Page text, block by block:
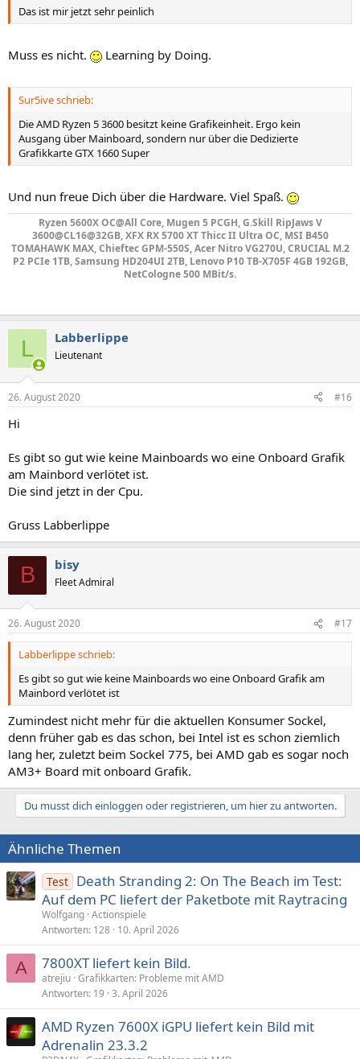
Das ist mir jetzt sehr peinlich
Muss es nicht. Learning by Doing.
Sur5ive schrieb:
Die AMD Ryzen 5 3600 besitzt keine Grafikeinheit. Ergo kein
Ausgang über Mainboard, sondern nur über die Dedizierte
Grafikkarte GTX 1660 Super
Und nun freue Dich über die Hardware. Viel Spaß.
Ryzen 5600X OC@All Core, Mugen 5 PCGH, G.Skill RipJaws V
3600@CL16@32GB, XFX RX 5700 XT Thicc II Ultra OC, MSI B450
TOMAHAWK MAX, Chieftec GPM-550S, Acer Nitro VG270U, CRUCIAL M.2
P2 PCIe 1TB, Samsung HD204UI 2TB, Lenovo P10 TB-X705F 4GB 192GB,
NetCologne 500 MBit/s.
L Labberlippe
Lieutenant
26. August 2020 #16
Hi
Es gibt so gut wie keine Mainboards wo eine Onboard Grafik
am Mainbord verlötet ist.
Die sind jetzt in der Cpu.
Gruss Labberlippe
B bisy
Fleet Admiral
26. August 2020 #17
Labberlippe schrieb:
Es gibt so gut wie keine Mainboards wo eine Onboard Grafik am
Mainbord verlötet ist
Zumindest nicht mehr für die aktuellen Konsumer Sockel,
denn früher gab es das schon, bei Intel ist es schon ziemlich
lang her, zuletzt beim Sockel 775, bei AMD gab es sogar noch
AM3+ Board mit onboard Grafik.
Du musst dich einloggen oder registrieren, um hier zu antworten.
Ähnliche Themen
Test Death Stranding 2: On The Beach im Test:
Auf dem PC liefert der Paketbote mit Raytracing
Wolfgang Actionspiele
Antworten 128 10. April 2026
A 7800XT liefert kein Bild.
atrejiu Grafikkarten: Probleme mit AMD
Antworten 19 3. April 2026
AMD Ryzen 7600X iGPU liefert kein Bild mit
Adrenalin 23.3.2